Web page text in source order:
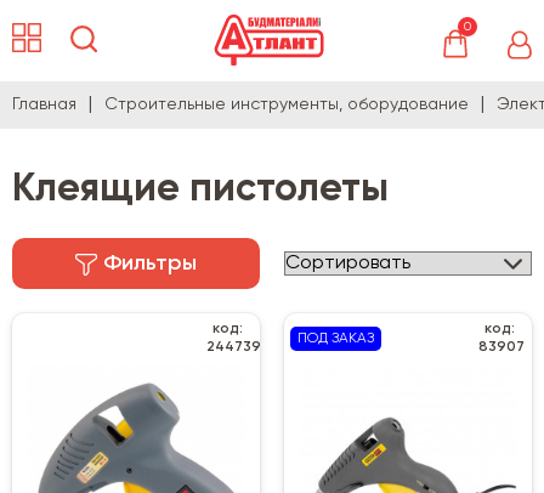
0
Главная Строительные инструменты, оборудование
Клеящие пистолеты
Фильтры
код:
244739
ПОД ЗАКАЗ
код:
83907